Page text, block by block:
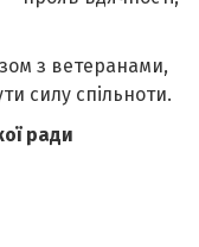
з ветеранами,
силу спільноти.
ради